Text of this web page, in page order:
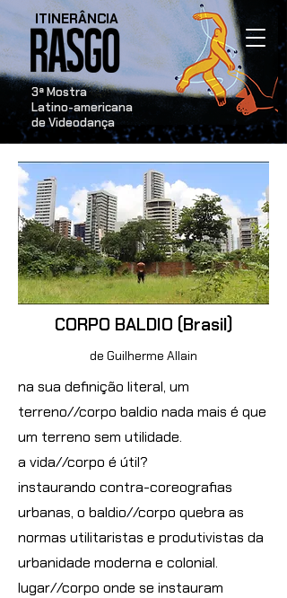
ITINERÂNCIA
​3ª Mostra
Latino-americana
de Videodança
CORPO BALDIO (Brasil)
de Guilherme Allain
na sua definição literal, um
terreno//corpo baldio nada mais é que
um terreno sem utilidade.
a vida//corpo é útil?
instaurando contra-coreografias
urbanas, o baldio//corpo quebra as
normas utilitaristas e produtivistas da
urbanidade moderna e colonial.
lugar//corpo onde se instauram